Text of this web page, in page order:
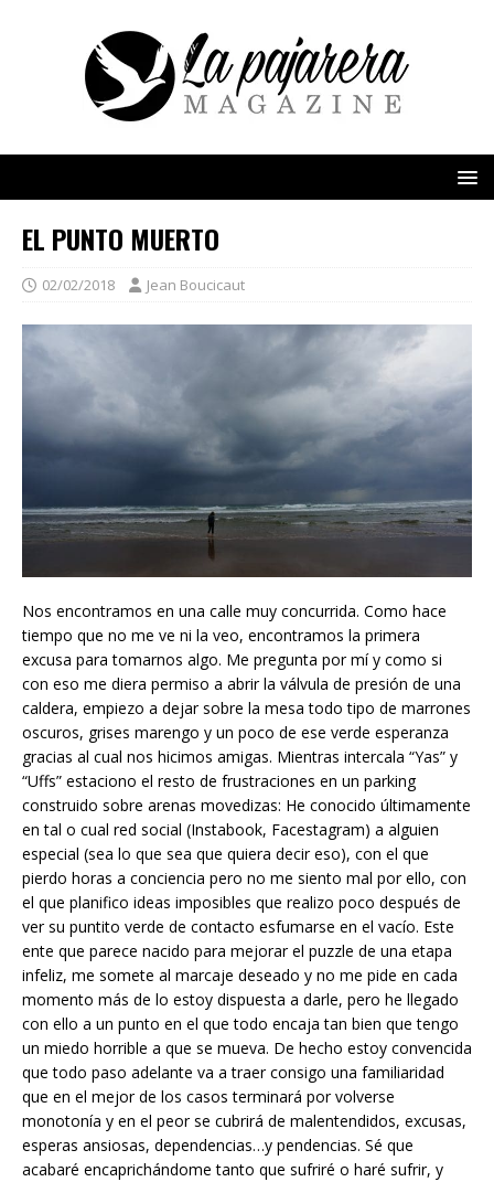
EL PUNTO MUERTO
02/02/2018 Jean Boucicaut
Nos encontramos en una calle muy concurrida. Como hace
tiempo que no me ve ni la veo, encontramos la primera
excusa para tomarnos algo. Me pregunta por mí y como si
con eso me diera permiso a abrir la válvula de presión de una
caldera, empiezo a dejar sobre la mesa todo tipo de marrones
oscuros, grises marengo y un poco de ese verde esperanza
gracias al cual nos hicimos amigas. Mientras intercala “Yas” y
“Uffs” estaciono el resto de frustraciones en un parking
construido sobre arenas movedizas: He conocido últimamente
en tal o cual red social (Instabook, Facestagram) a alguien
especial (sea lo que sea que quiera decir eso), con el que
pierdo horas a conciencia pero no me siento mal por ello, con
el que planifico ideas imposibles que realizo poco después de
ver su puntito verde de contacto esfumarse en el vacío. Este
ente que parece nacido para mejorar el puzzle de una etapa
infeliz, me somete al marcaje deseado y no me pide en cada
momento más de lo estoy dispuesta a darle, pero he llegado
con ello a un punto en el que todo encaja tan bien que tengo
un miedo horrible a que se mueva. De hecho estoy convencida
que todo paso adelante va a traer consigo una familiaridad
que en el mejor de los casos terminará por volverse
monotonía y en el peor se cubrirá de malentendidos, excusas,
esperas ansiosas, dependencias…y pendencias. Sé que
acabaré encaprichándome tanto que sufriré o haré sufrir, y